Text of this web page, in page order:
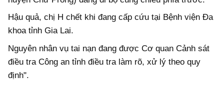
Hậu quả, chị H chết khi đang cấp cứu tại Bệnh viện Đa
khoa tỉnh Gia Lai.
Nguyên nhân vụ tai nạn đang được Cơ quan Cảnh sát
điều tra Công an tỉnh điều tra làm rõ, xử lý theo quy
định".